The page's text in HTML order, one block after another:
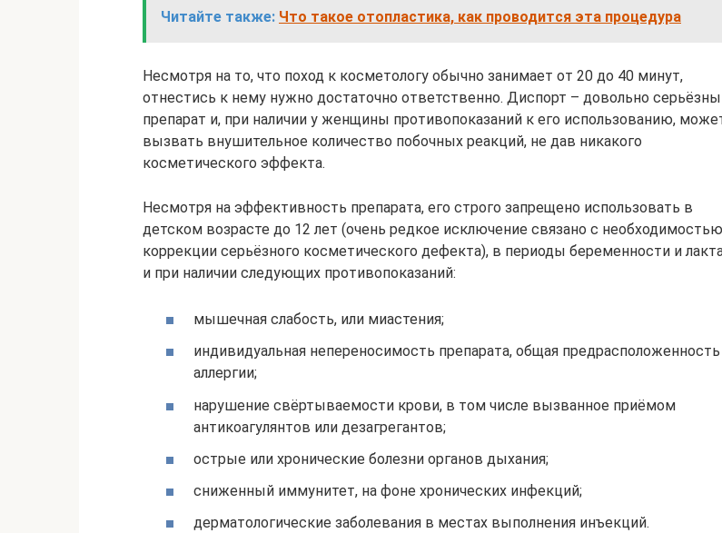
Читайте также: Что такое отопластика, как проводится эта процедура
Несмотря на то, что поход к косметологу обычно занимает от 20 до 40 минут,
отнестись к нему нужно достаточно ответственно. Диспорт – довольно
препарат и, при наличии у женщины противопоказаний к его использованию,
вызвать внушительное количество побочных реакций, не дав никакого
косметического эффекта.
Несмотря на эффективность препарата, его строго запрещено использовать в
детском возрасте до 12 лет (очень редкое исключение связано с необходимостью
коррекции серьёзного косметического дефекта), в периоды беременности и
и при наличии следующих противопоказаний:
мышечная слабость, или миастения;
индивидуальная непереносимость препарата, общая
аллергии;
нарушение свёртываемости крови, в том числе вызванное приёмом
антикоагулянтов или дезагрегантов;
острые или хронические болезни органов дыхания;
сниженный иммунитет, на фоне хронических инфекций;
дерматологические заболевания в местах выполнения инъекций.